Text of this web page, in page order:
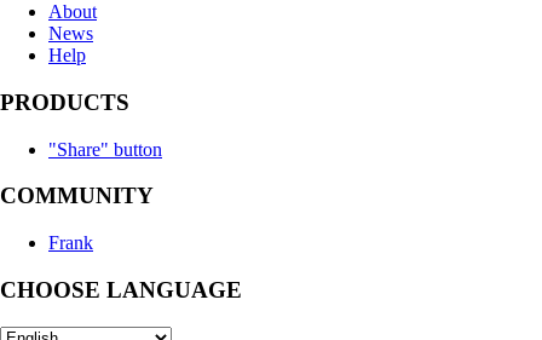
About
News
Help
PRODUCTS
"Share" button
COMMUNITY
Frank
CHOOSE LANGUAGE